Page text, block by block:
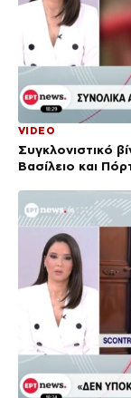
VIDEO
Συγκλονιστικό
Βασίλειο και